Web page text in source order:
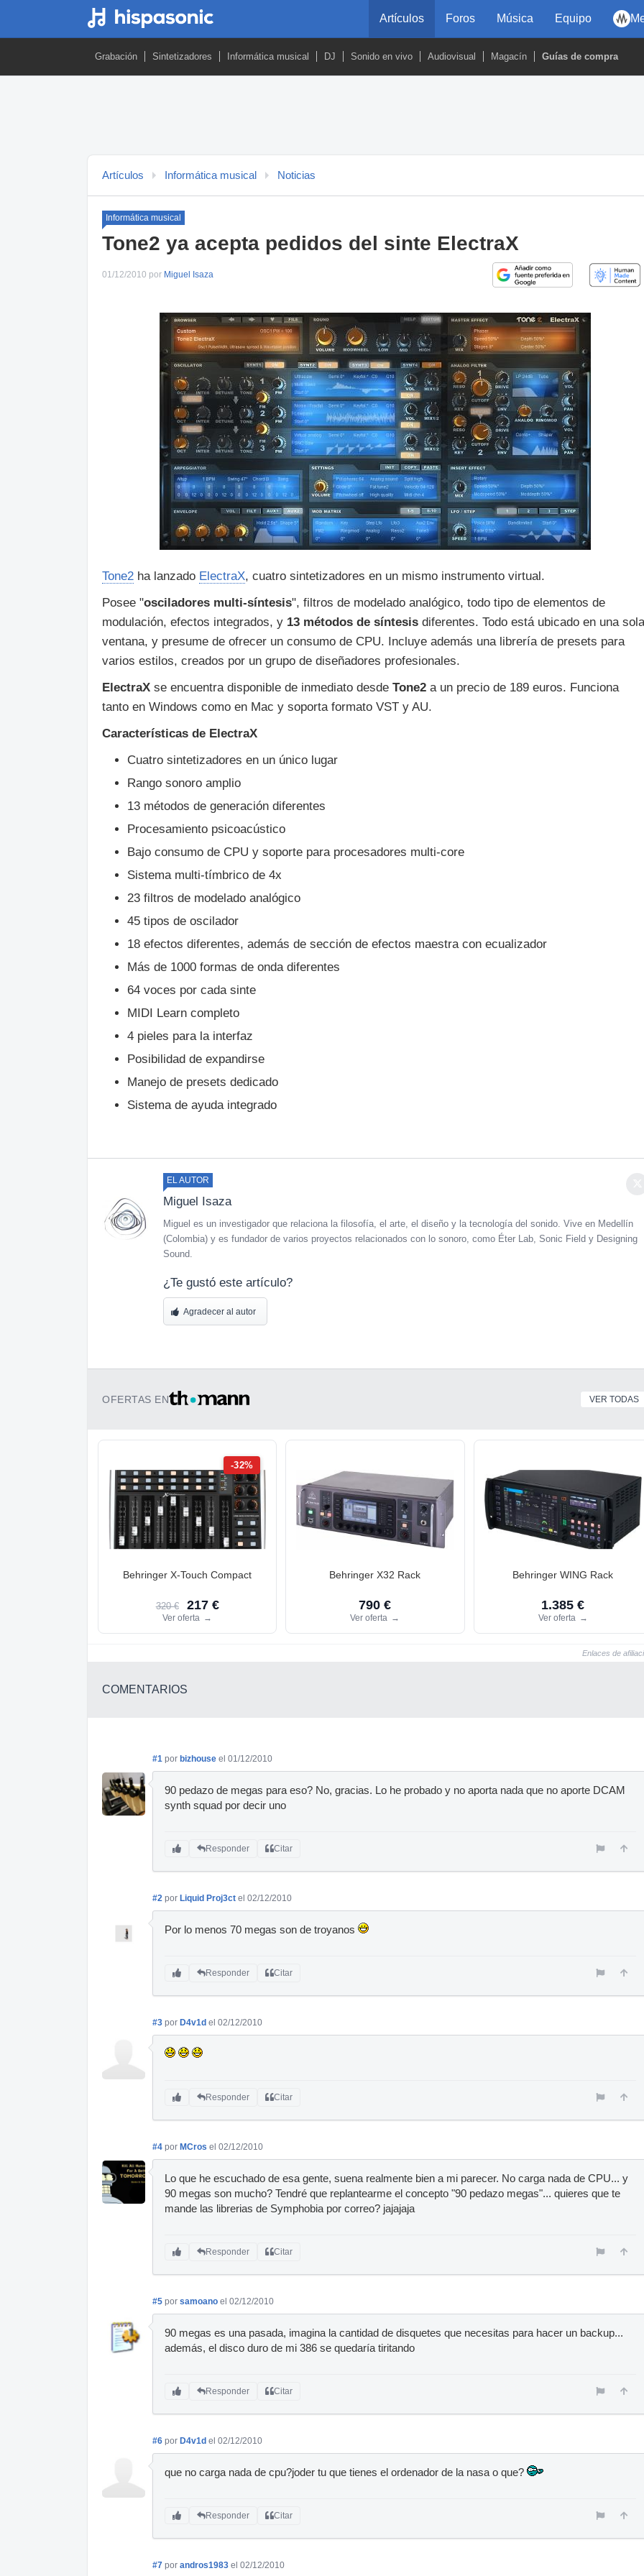
Artículos Foros Música Equipo
Grabación Sintetizadores Informática musical DJ Sonido en vivo Audiovisual Magacín Guías de compra
Artículos Informática musical Noticias
Informática musical
Tone2 ya acepta pedidos del sinte ElectraX
01/12/2010 por Miguel Isaza
Tone2 ha lanzado ElectraX, cuatro sintetizadores en un mismo instrumento virtual.
Posee "osciladores multi-síntesis", filtros de modelado analógico, todo tipo de elementos de
modulación, efectos integrados, y 13 métodos de síntesis diferentes. Todo está ubicado en una sola
ventana, y presume de ofrecer un consumo de CPU. Incluye además una librería de presets para
varios estilos, creados por un grupo de diseñadores profesionales.
ElectraX se encuentra disponible de inmediato desde Tone2 a un precio de 189 euros. Funciona
tanto en Windows como en Mac y soporta formato VST y AU.
Características de ElectraX
Cuatro sintetizadores en un único lugar
Rango sonoro amplio
13 métodos de generación diferentes
Procesamiento psicoacústico
Bajo consumo de CPU y soporte para procesadores multi-core
Sistema multi-tímbrico de 4x
23 filtros de modelado analógico
45 tipos de oscilador
18 efectos diferentes, además de sección de efectos maestra con ecualizador
Más de 1000 formas de onda diferentes
64 voces por cada sinte
MIDI Learn completo
4 pieles para la interfaz
Posibilidad de expandirse
Manejo de presets dedicado
Sistema de ayuda integrado
EL AUTOR
Miguel Isaza
Miguel es un investigador que relaciona la filosofía, el arte, el diseño y la tecnología del sonido. Vive en Medellín
(Colombia) y es fundador de varios proyectos relacionados con lo sonoro, como Éter Lab, Sonic Field y Designing
Sound.
¿Te gustó este artículo?
Agradecer al autor
OFERTAS EN VER TODAS
-32%
Behringer X-Touch Compact
320 € 217 €
Ver oferta →
Behringer X32 Rack
790 €
Ver oferta →
Behringer WING Rack
1.385 €
Ver oferta →
Enlaces de
COMENTARIOS
#1 por bizhouse el 01/12/2010
90 pedazo de megas para eso? No, gracias. Lo he probado y no aporta nada que no aporte DCAM
synth squad por decir uno
Responder Citar
#2 por Liquid Proj3ct el 02/12/2010
Por lo menos 70 megas son de troyanos
Responder Citar
#3 por D4v1d el 02/12/2010
Responder Citar
#4 por MCros el 02/12/2010
Lo que he escuchado de esa gente, suena realmente bien a mi parecer. No carga nada de CPU... y
90 megas son mucho? Tendré que replantearme el concepto "90 pedazo megas"... quieres que te
mande las librerias de Symphobia por correo? jajajaja
Responder Citar
#5 por samoano el 02/12/2010
90 megas es una pasada, imagina la cantidad de disquetes que necesitas para hacer un backup...
además, el disco duro de mi 386 se quedaría tiritando
Responder Citar
#6 por D4v1d el 02/12/2010
que no carga nada de cpu?joder tu que tienes el ordenador de la nasa o que?
Responder Citar
#7 por andros1983 el 02/12/2010